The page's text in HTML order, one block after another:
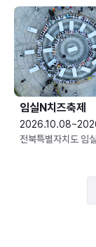
임실N치즈축제
전북특별자치도 임